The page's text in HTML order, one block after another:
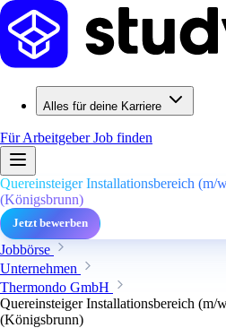
Alles für deine Karriere
Für ArbeitgeberJob finden
Quereinsteiger Installationsbereich (m/
(Königsbrunn)
Jetzt bewerben
Jobbörse
Unternehmen
Thermondo GmbH
Quereinsteiger Installationsbereich (m/
(Königsbrunn)